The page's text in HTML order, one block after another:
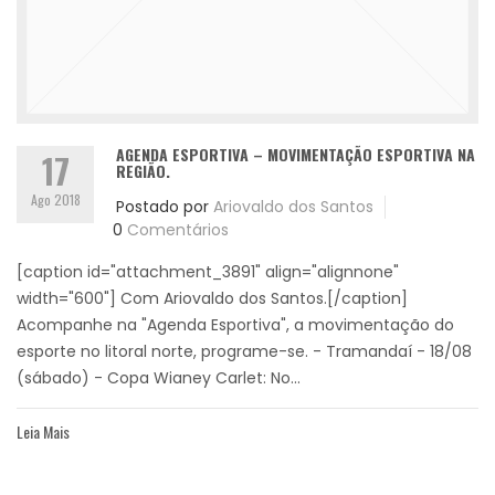
17
Ago 2018
AGENDA ESPORTIVA – MOVIMENTAÇÃO ESPORTIVA NA
REGIÃO.
Postado por Ariovaldo dos Santos
0 Comentários
[caption id="attachment_3891" align="alignnone"
width="600"] Com Ariovaldo dos Santos.[/caption]
Acompanhe na "Agenda Esportiva", a movimentação do
esporte no litoral norte, programe-se. - Tramandaí - 18/08
(sábado) - Copa Wianey Carlet: No...
Leia Mais